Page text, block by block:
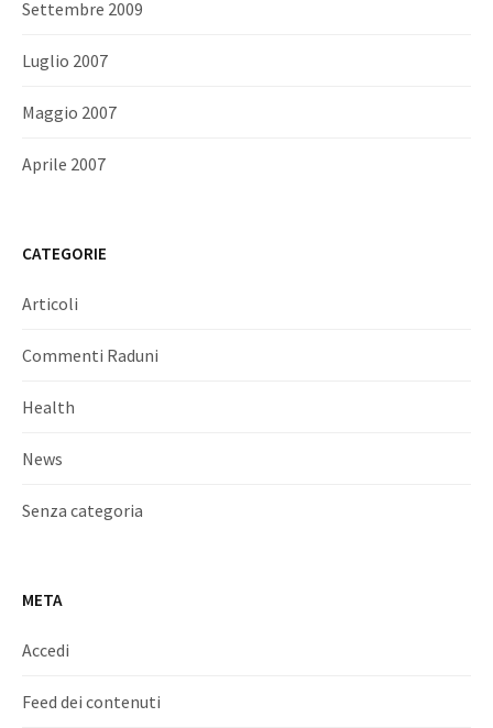
Settembre 2009
Luglio 2007
Maggio 2007
Aprile 2007
CATEGORIE
Articoli
Commenti Raduni
Health
News
Senza categoria
META
Accedi
Feed dei contenuti